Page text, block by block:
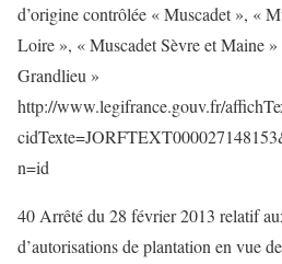
d’origine contrôlée « Muscadet », «
Loire », « Muscadet Sèvre et Maine
Grandlieu »
http://www.legifrance.gouv.fr/
n=id
40 Arrêté du 28 février 2013 relatif
d’autorisations de plantation en vue